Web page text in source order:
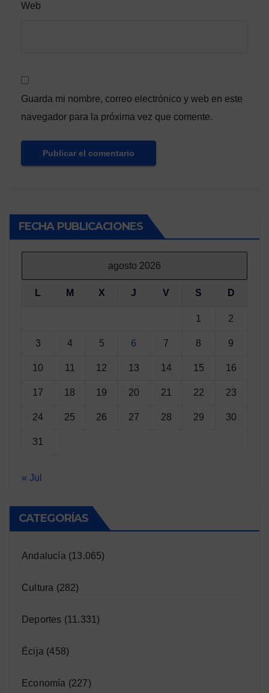
Web
Guarda mi nombre, correo electrónico y web en este
navegador para la próxima vez que comente.
FECHA PUBLICACIONES
agosto 2026
L M X J V S D
1 2
3 4 5 6 7 8 9
10 11 12 13 14 15 16
17 18 19 20 21 22 23
24 25 26 27 28 29 30
31
« Jul
CATEGORÍAS
Andalucía (13.065)
Cultura (282)
Deportes (11.331)
Écija (458)
Economía (227)